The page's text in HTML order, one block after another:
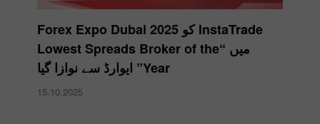
InstaTrade کو Forex Expo Dubai 2025
میں “Lowest Spreads Broker of the
Year” ایوارڈ سے نوازا گیا
15.10.2025